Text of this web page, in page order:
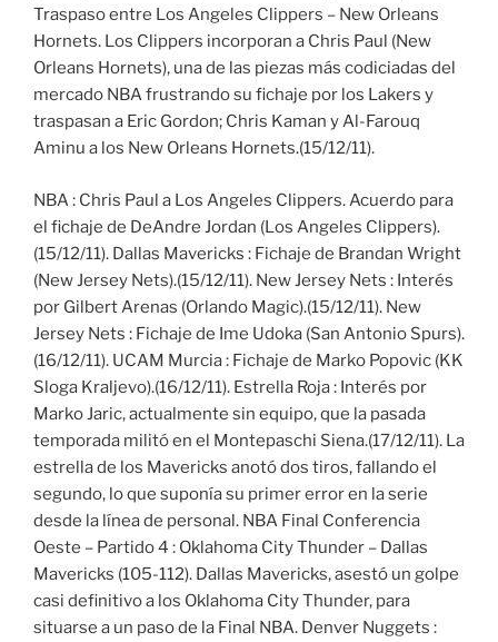
Traspaso entre Los Angeles Clippers – New Orleans
Hornets. Los Clippers incorporan a Chris Paul (New
Orleans Hornets), una de las piezas más codiciadas del
mercado NBA frustrando su fichaje por los Lakers y
traspasan a Eric Gordon; Chris Kaman y Al-Farouq
Aminu a los New Orleans Hornets.(15/12/11).
NBA : Chris Paul a Los Angeles Clippers. Acuerdo para
el fichaje de DeAndre Jordan (Los Angeles Clippers).
(15/12/11). Dallas Mavericks : Fichaje de Brandan Wright
(New Jersey Nets).(15/12/11). New Jersey Nets : Interés
por Gilbert Arenas (Orlando Magic).(15/12/11). New
Jersey Nets : Fichaje de Ime Udoka (San Antonio Spurs).
(16/12/11). UCAM Murcia : Fichaje de Marko Popovic (KK
Sloga Kraljevo).(16/12/11). Estrella Roja : Interés por
Marko Jaric, actualmente sin equipo, que la pasada
temporada militó en el Montepaschi Siena.(17/12/11). La
estrella de los Mavericks anotó dos tiros, fallando el
segundo, lo que suponía su primer error en la serie
desde la línea de personal. NBA Final Conferencia
Oeste – Partido 4 : Oklahoma City Thunder – Dallas
Mavericks (105-112). Dallas Mavericks, asestó un golpe
casi definitivo a los Oklahoma City Thunder, para
situarse a un paso de la Final NBA. Denver Nuggets :